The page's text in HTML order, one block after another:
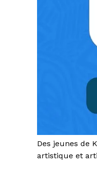
Des jeunes de
artistique et